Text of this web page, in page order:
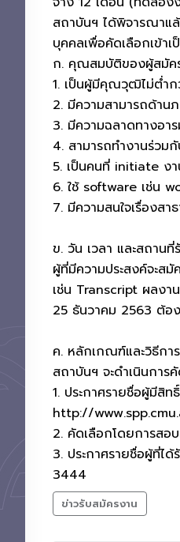
สถาบันฯ ได้พิจารณาแ
บุคคลเพื่อคัดเลือกเข้า
ก. คุณสมบัติของผู้สมัค
1. เป็นผู้มีคุณวุฒิไม่ต่ำก
2. มีความสามารถด้าน
3. มีความฉลาดทางอา
4. สามารถทำงานร่วม
5. เป็นคนที่ initiate งา
6. ใช้ software เช่น
7. มีความสนใจเรื่องส
ข. วัน เวลา และสถานที่
ผู้ที่มีความประสงค์จะส
เช่น Transcript ผลงา
25 ธันวาคม 2563 ต้อ
ค. หลักเกณฑ์และวิธีกา
สถาบันฯ จะดำเนินการ
1. ประกาศรายชื่อผู้มีสิ
http://
2. คัดเลือกโดยการสอ
3. ประกาศรายชื่อผู้ที่ไ
3444
ข่าวรับสมัครงาน